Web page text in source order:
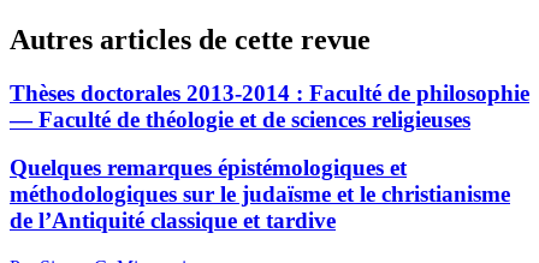
Autres articles de cette revue
Thèses doctorales 2013-2014 : Faculté de philosophie
— Faculté de théologie et de sciences religieuses
Quelques remarques épistémologiques et
méthodologiques sur le judaïsme et le christianisme
de l’Antiquité classique et tardive